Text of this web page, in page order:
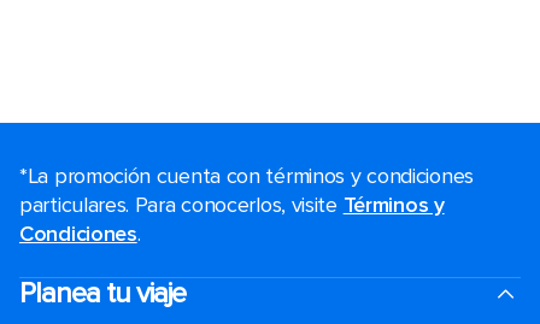
*La promoción cuenta con términos y condiciones
particulares. Para conocerlos, visite Términos y
Condiciones.
Planea tu viaje